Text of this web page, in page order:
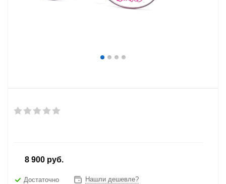
8 900 руб.
Достаточно Нашли дешевле?